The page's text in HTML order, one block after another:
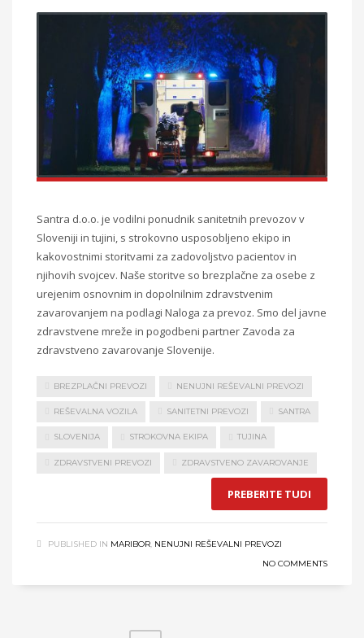
Santra d.o.o. je vodilni ponudnik sanitetnih prevozov v
Sloveniji in tujini, s strokovno usposobljeno ekipo in
kakovostnimi storitvami za zadovoljstvo pacientov in
njihovih svojcev. Naše storitve so brezplačne za osebe z
urejenim osnovnim in dopolnilnim zdravstvenim
zavarovanjem na podlagi Naloga za prevoz. Smo del javne
zdravstvene mreže in pogodbeni partner Zavoda za
zdravstveno zavarovanje Slovenije.
BREZPLAČNI PREVOZI NENUJNI REŠEVALNI PREVOZI
REŠEVALNA VOZILA SANITETNI PREVOZI SANTRA
SLOVENIJA STROKOVNA EKIPA TUJINA
ZDRAVSTVENI PREVOZI ZDRAVSTVENO ZAVAROVANJE
PREBERITE TUDI
PUBLISHED IN MARIBOR, NENUJNI REŠEVALNI PREVOZI
NO COMMENTS